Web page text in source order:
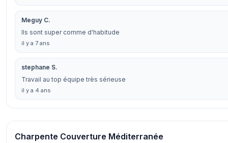
Meguy C.
Ils sont super comme d'habitude
il y a 7 ans
stephane S.
Travail au top équipe très sérieuse
il y a 4 ans
Charpente Couverture Méditerranée